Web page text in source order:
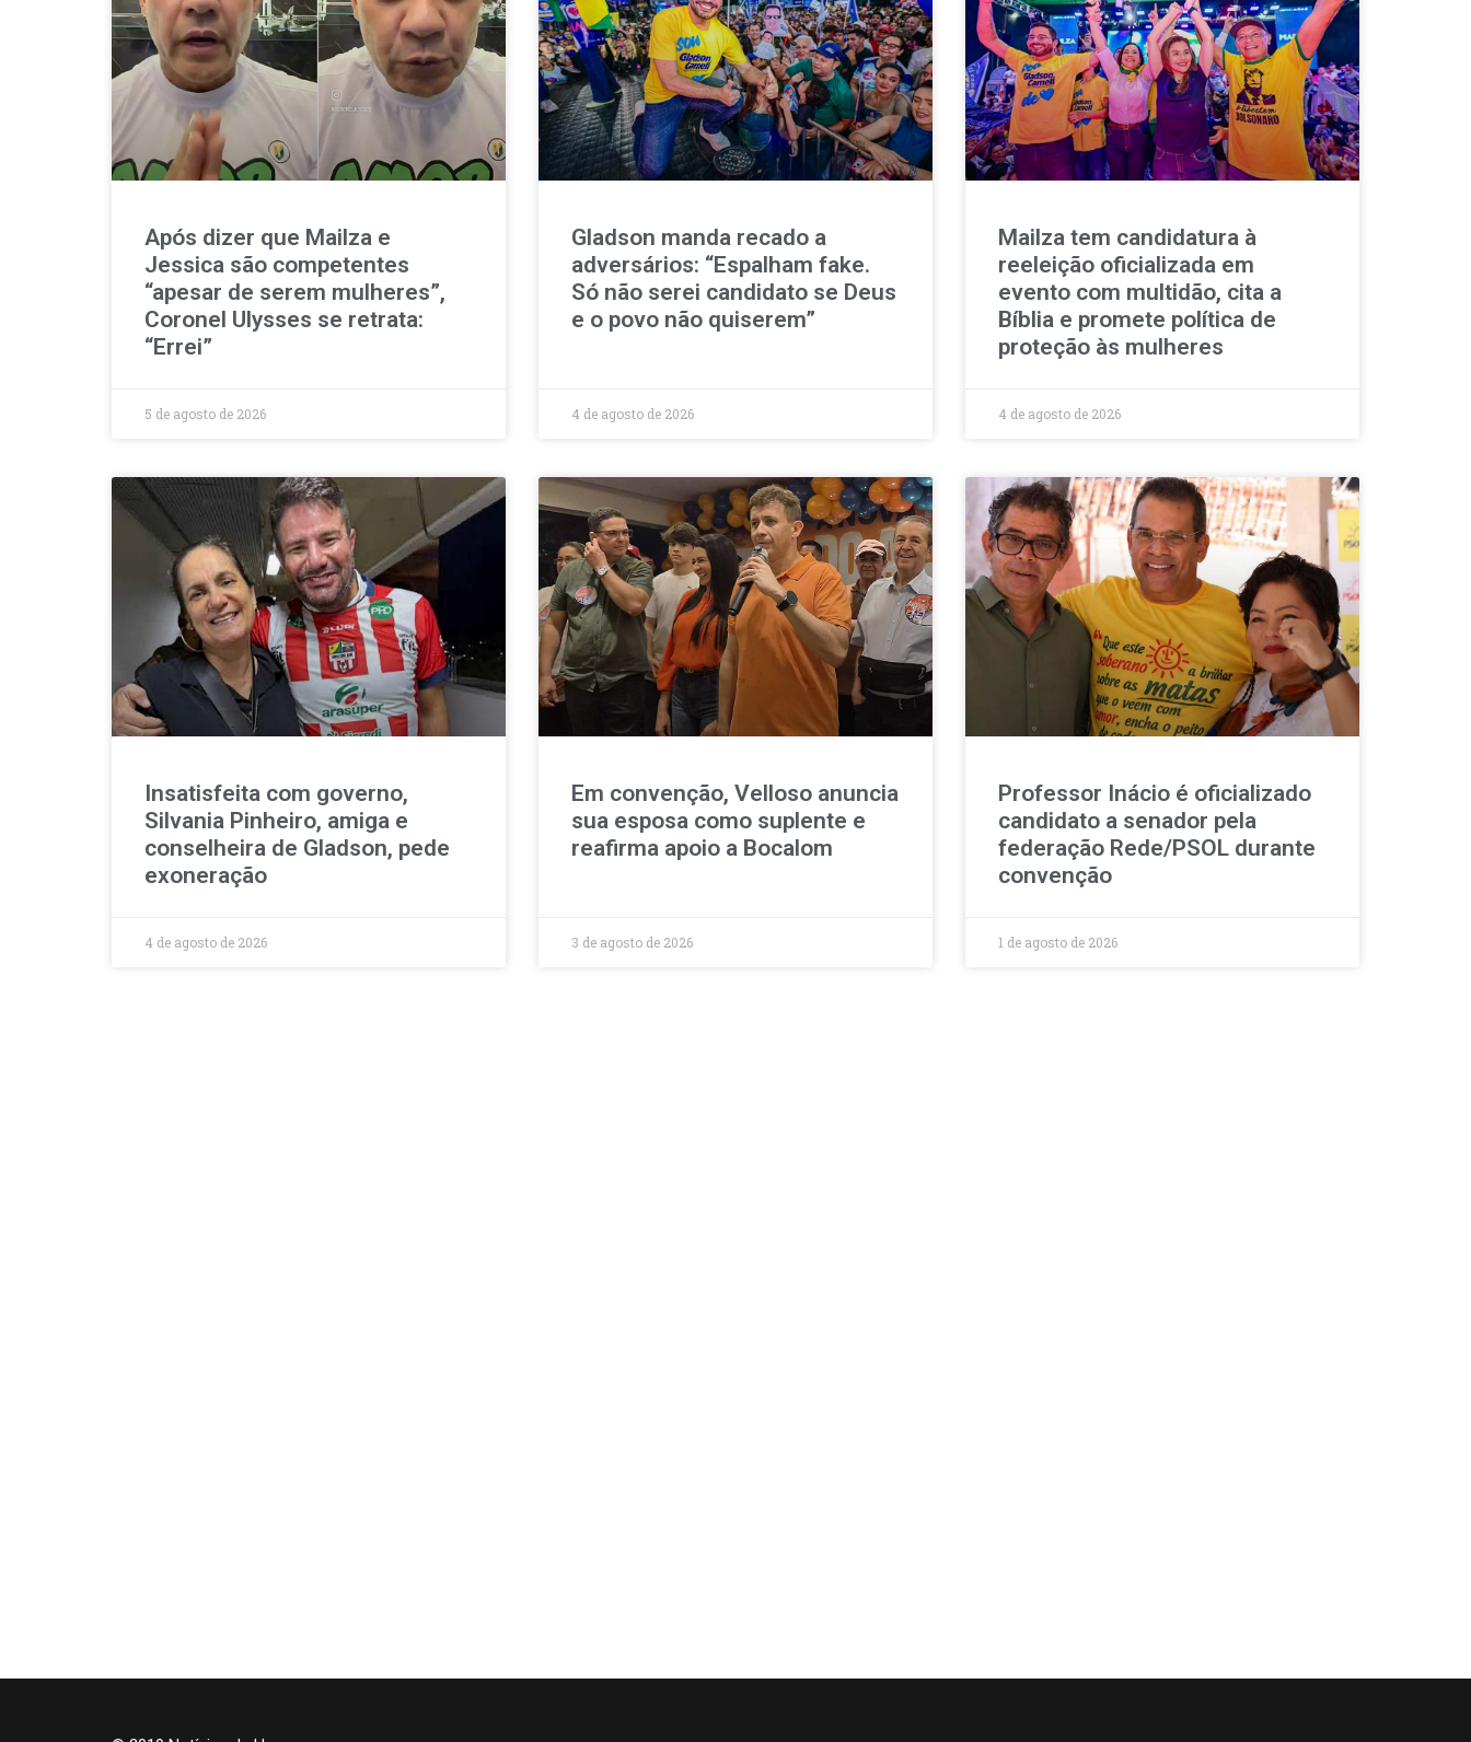
Após dizer que Mailza e
Jessica são competentes
“apesar de serem mulheres”,
Coronel Ulysses se retrata:
“Errei”
5 de agosto de 2026
Gladson manda recado a
adversários: “Espalham fake.
Só não serei candidato se Deus
e o povo não quiserem”
4 de agosto de 2026
Mailza tem candidatura à
reeleição oficializada em
evento com multidão, cita a
Bíblia e promete política de
proteção às mulheres
4 de agosto de 2026
Insatisfeita com governo,
Silvania Pinheiro, amiga e
conselheira de Gladson, pede
exoneração
4 de agosto de 2026
Em convenção, Velloso anuncia
sua esposa como suplente e
reafirma apoio a Bocalom
3 de agosto de 2026
Professor Inácio é oficializado
candidato a senador pela
federação Rede/PSOL durante
convenção
1 de agosto de 2026